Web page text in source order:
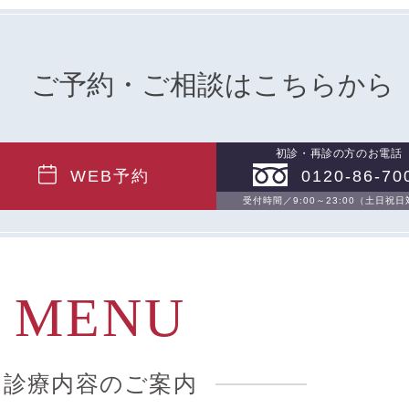
ご予約・ご相談はこちらから
WEB予約
初診・再診の方のお電話
0120-86-
受付時間／9:00～23:00（土日祝日
MENU
診療内容のご案内